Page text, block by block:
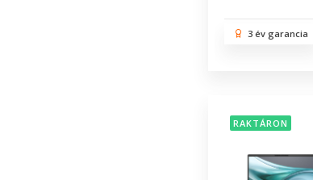
3 év garancia
RAKTÁRON